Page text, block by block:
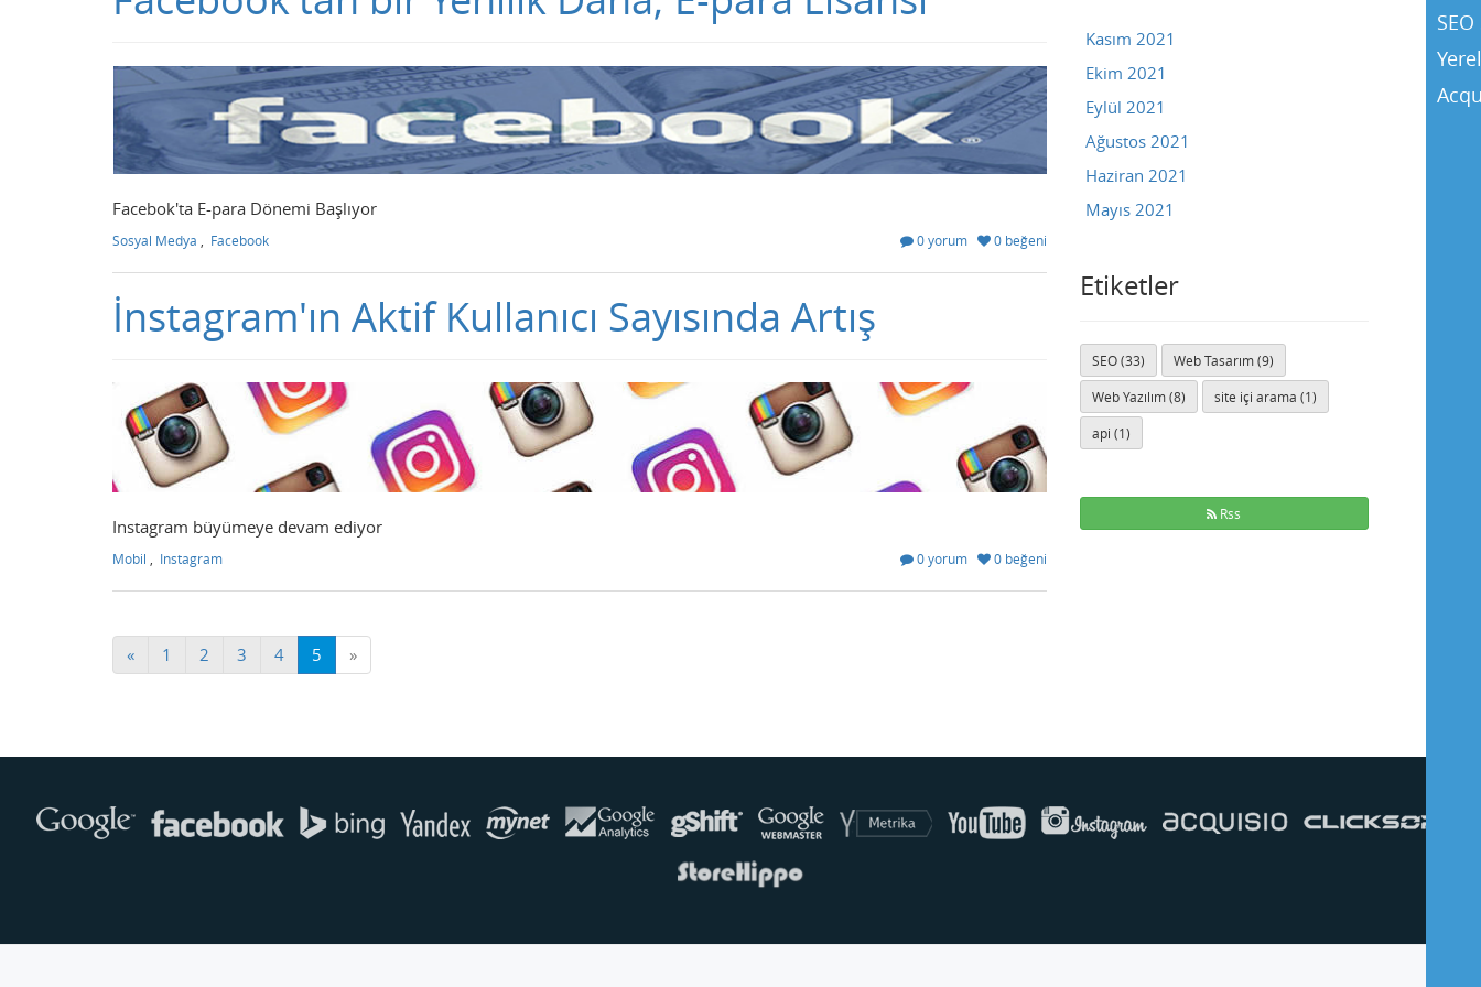
Facebok'ta E-para Dönemi Başlıyor
Sosyal Medya , Facebook 0 yorum 0 beğeni
İnstagram'ın Aktif Kullanıcı Sayısında Artış
Instagram büyümeye devam ediyor
Mobil Instagram 0 yorum 0 beğeni
« 1 2 3 4 5 »
Kasım 2021
Ekim 2021
Eylül 2021
Ağustos 2021
Haziran 2021
Mayıs 2021
Etiketler
SEO (33) Web Tasarım (9)
Web Yazılım (8) site içi arama (1)
api (1)
Rss